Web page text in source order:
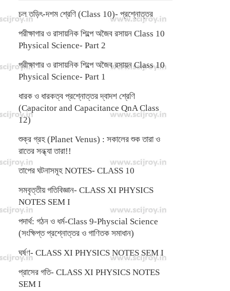
চল তড়িৎ-দশম শ্রেণি (Class 10)- প্রশ্নোত্তর
পরীক্ষাগার ও রাসায়নিক শিল্পে অজৈব রসায়ন Class 10
Physical Science- Part 2
পরীক্ষাগার ও রাসায়নিক শিল্পে অজৈব রসায়ন Class 10
Physical Science- Part 1
ধারক ও ধারকত্ব প্রশ্নোত্তর দ্বাদশ শ্রেণি
(Capacitor and Capacitance QnA Class
12)
শুক্র গ্রহ (Planet Venus) : সকালের শুক তারা ও
রাতের সন্ধ্যা তারা!!
তাপের ঘটনাসমূহ NOTES- CLASS 10
সমবৃত্তীয় গতিবিজ্ঞান- CLASS XI PHYSICS
NOTES SEM I
পদার্থ: গঠন ও ধর্ম-Class 9-Physcial Science
(সংক্ষিপ্ত প্রশ্নোত্তর ও গাণিতক সমাধান)
ঘর্ষণ- CLASS XI PHYSICS NOTES SEM I
প্রাসের গতি- CLASS XI PHYSICS NOTES
SEM I